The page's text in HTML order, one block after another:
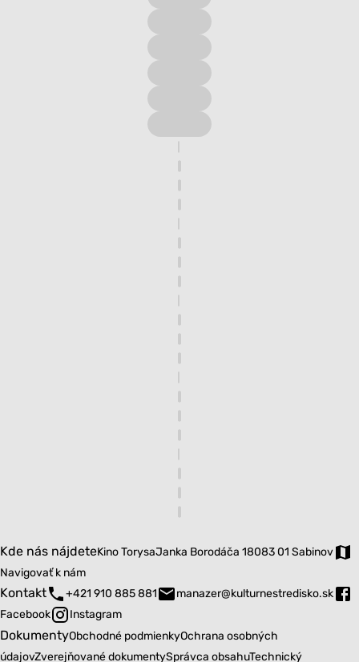
Kde nás nájdeteKino TorysaJanka Borodáča 18083 01 Sabinov
Navigovať k nám
Kontakt +421 910 885 881
manazer@kulturnestredisko.sk
Facebook
Instagram
DokumentyObchodné podmienkyOchrana osobných
údajovZverejňované dokumentySprávca obsahuTechnický